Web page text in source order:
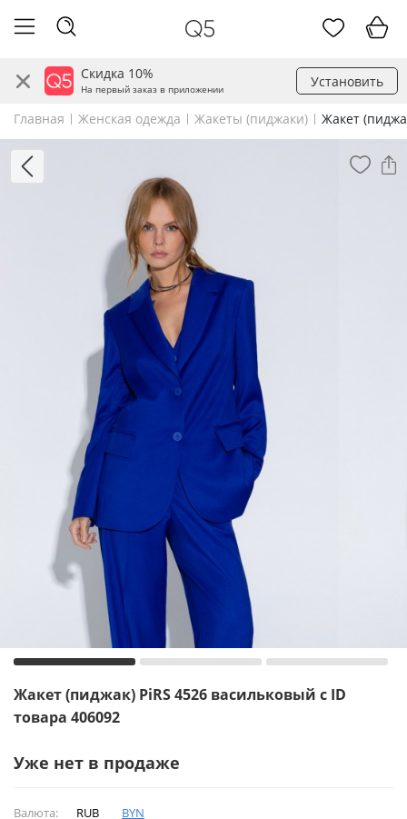
Скидка 10%
На первый заказ в приложении Установить
Главная Женская одежда Жакеты (пиджаки) Жакет
Жакет (пиджак) PiRS 4526 васильковый с ID
товара 406092
Уже нет в продаже
Валюта: RUB BYN